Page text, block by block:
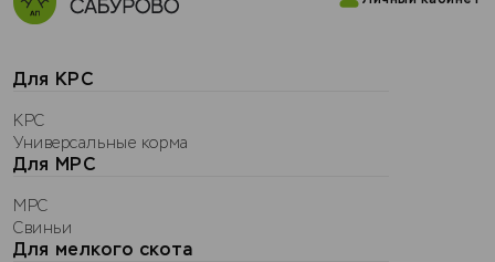
Для КРС
КРС
Универсальные корма
Для МРС
МРС
Свиньи
Для мелкого скота